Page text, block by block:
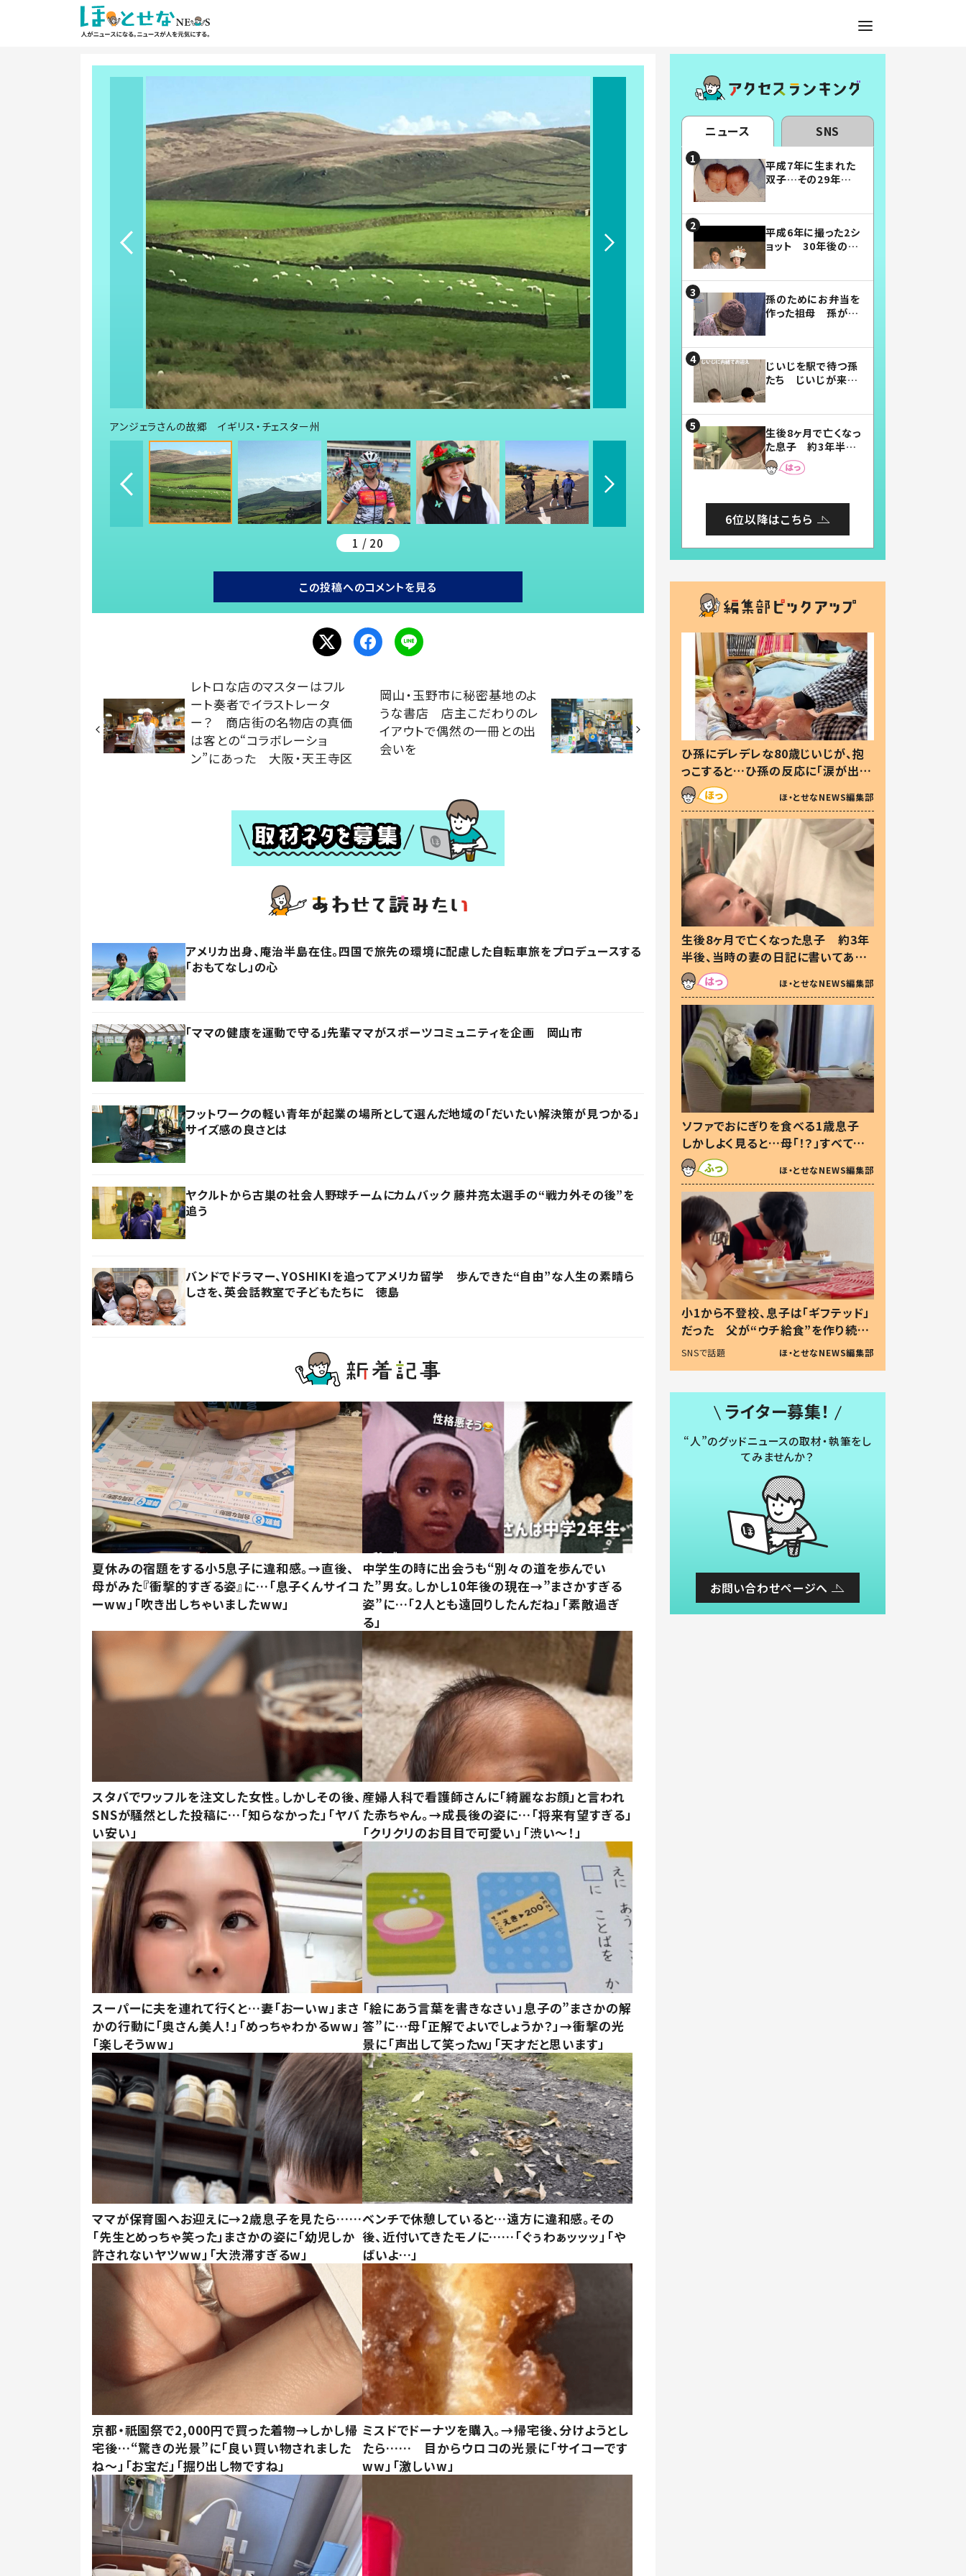
アンジェラさんの故郷 イギリス・チェスター州
1 / 20
この投稿へのコメントを見る
レトロな店のマスターはフル
ート奏者でイラストレータ
ー？ 商店街の名物店の真価
は客との“コラボレーショ
ン”にあった 大阪・天王寺区
岡山・玉野市に秘密基地のよ
うな書店 店主こだわりのレ
イアウトで偶然の一冊との出
会いを
アメリカ出身、庵治半島在住。四国で旅先の環境に配慮した自転車旅をプロデュースする
「おもてなし」の心
「ママの健康を運動で守る」先輩ママがスポーツコミュニティを企画 岡山市
フットワークの軽い青年が起業の場所として選んだ地域の「だいたい解決策が見つかる」
サイズ感の良さとは
ヤクルトから古巣の社会人野球チームにカムバック 藤井亮太選手の“戦力外その後”を
追う
バンドでドラマー、YOSHIKIを追ってアメリカ留学 歩んできた“自由”な人生の素晴ら
しさを、英会話教室で子どもたちに 徳島
夏休みの宿題をする小5息子に違和感。→直後、
母がみた『衝撃的すぎる姿』に…「息子くんサイコ
ーww」「吹き出しちゃいましたww」
中学生の時に出会うも“別々の道を歩んでい
た”男女。しかし10年後の現在→”まさかすぎる
姿”に…「2人とも遠回りしたんだね」「素敵過ぎ
る」
スタバでワッフルを注文した女性。しかしその後、
SNSが騒然とした投稿に…「知らなかった」「ヤバ
い安い」
産婦人科で看護師さんに「綺麗なお顔」と言われ
た赤ちゃん。→成長後の姿に…「将来有望すぎる」
「クリクリのお目目で可愛い」「渋い～！」
スーパーに夫を連れて行くと…妻「おーいw」まさ
かの行動に「奥さん美人！」「めっちゃわかるww」
「楽しそうww」
「絵にあう言葉を書きなさい」息子の”まさかの解
答”に…母「正解でよいでしょうか？」→衝撃の光
景に「声出して笑ったｗ」「天才だと思います」
ママが保育園へお迎えに→2歳息子を見たら……
「先生とめっちゃ笑った」まさかの姿に「幼児しか
許されないヤツww」「大渋滞すぎるw」
ベンチで休憩していると…遠方に違和感。その
後、近付いてきたモノに……「ぐぅわぁッッッ」「や
ばいよ…」
京都・祇園祭で2,000円で買った着物→しかし帰
宅後…“驚きの光景”に「良い買い物されました
ね～」「お宝だ」「掘り出し物ですね」
ミスドでドーナツを購入。→帰宅後、分けようとし
たら…… 目からウロコの光景に「サイコーです
ww」「激しいw」
ニュース SNS
平成7年に生まれた
双子…その29年後
平成6年に撮った2シ
ョット 30年後の姿
孫のためにお弁当を
作った祖母 孫が絶
じいじを駅で待つ孫
たち じいじが来た
まらない」「幸せにな
れる」
生後8ヶ月で亡くなっ
た息子 約3年半
後、当時の妻の日記
に書いてあった本音
6位以降はこちら
ひ孫にデレデレな80歳じいじが、抱
っこすると…ひ孫の反応に「涙が出ま
した」「可愛くて仕方ない」
ほ・とせなNEWS編集部
生後8ヶ月で亡くなった息子 約3年
半後、当時の妻の日記に書いてあっ
た本音とは
ほ・とせなNEWS編集部
ソファでおにぎりを食べる1歳息子
しかしよく見ると…母「！？」すべてを
察した母の投稿に「可愛いから許
す！」「現行犯〜」
ほ・とせなNEWS編集部
小1から不登校、息子は「ギフテッド」
だった 父が“ウチ給食”を作り続け
る理由とは #令和の親 #令和の子
SNSで話題 ほ・とせなNEWS編集部
ライター募集！
“人”のグッドニュースの取材・執筆をし
てみませんか？
お問い合わせページへ